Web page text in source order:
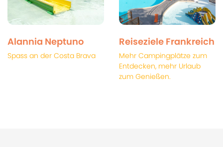
Alannia Neptuno
Spass an der Costa Brava
Reiseziele Frankreich
Mehr Campingplätze zum
Entdecken, mehr Urlaub
zum Genießen.